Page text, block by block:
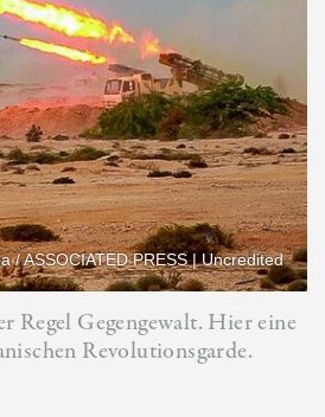
/ ASSOCIATED PRESS | Uncredited
Regel Gegengewalt. Hier eine
Revolutionsgarde.